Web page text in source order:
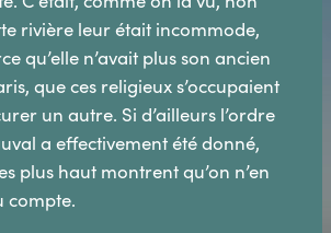
rivière leur était incommode,
qu’elle n’avait plus son ancien
que ces religieux s’occupaient
un autre. Si d’ailleurs l’ordre
a effectivement été donné,
plus haut montrent qu’on n’en
compte.